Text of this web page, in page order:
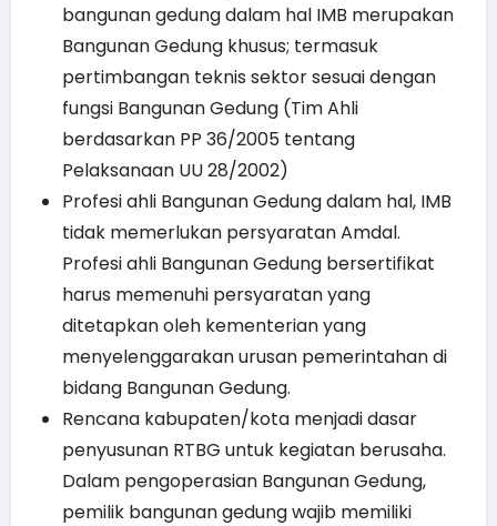
bangunan gedung dalam hal IMB merupakan
Bangunan Gedung khusus; termasuk
pertimbangan teknis sektor sesuai dengan
fungsi Bangunan Gedung (Tim Ahli
berdasarkan PP 36/2005 tentang
Pelaksanaan UU 28/2002)
Profesi ahli Bangunan Gedung dalam hal, IMB
tidak memerlukan persyaratan Amdal.
Profesi ahli Bangunan Gedung bersertifikat
harus memenuhi persyaratan yang
ditetapkan oleh kementerian yang
menyelenggarakan urusan pemerintahan di
bidang Bangunan Gedung.
Rencana kabupaten/kota menjadi dasar
penyusunan RTBG untuk kegiatan berusaha.
Dalam pengoperasian Bangunan Gedung,
pemilik bangunan gedung wajib memiliki